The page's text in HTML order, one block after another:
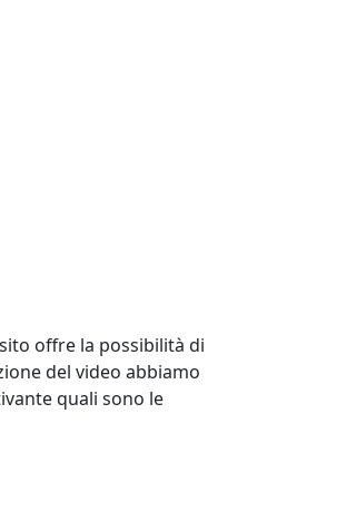
offre la possibilità di
del video abbiamo
quali sono le